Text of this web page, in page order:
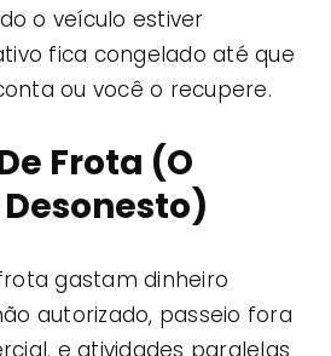
o veículo estiver
fica congelado até que
ou você o recupere.
Frota (O
gastam dinheiro
autorizado, passeio fora
e atividades paralelas